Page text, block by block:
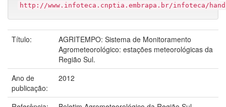
http://www.infoteca.cnptia.embrapa.br/infoteca/
Título:
AGRITEMPO: Sistema de Monitoramento
Agrometeorológico: estações meteorológicas da
Região Sul.
Ano de
publicação:
2012